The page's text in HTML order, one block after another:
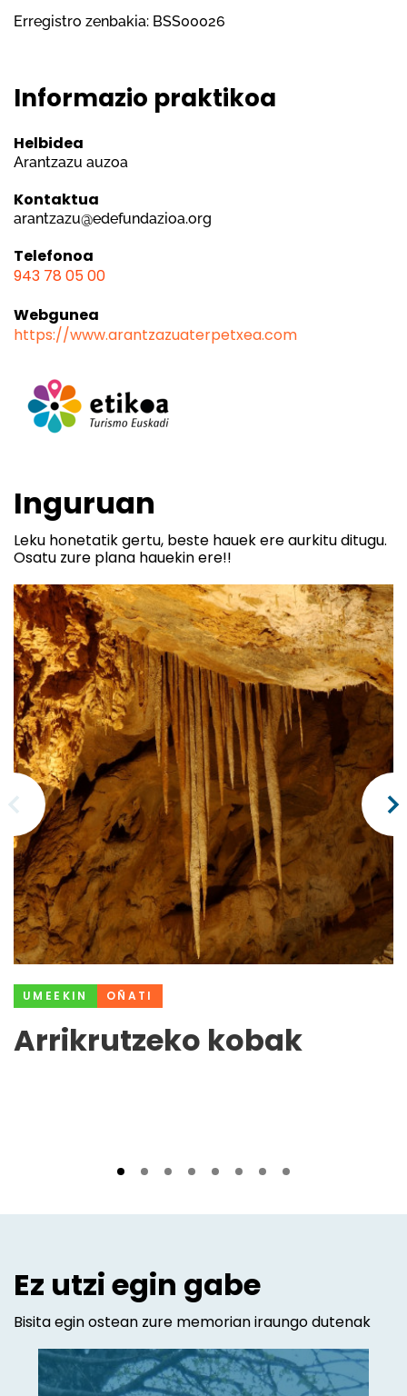
Erregistro zenbakia: BSS00026
Informazio praktikoa
Helbidea
Arantzazu auzoa
Kontaktua
arantzazu@edefundazioa.org
Telefonoa
943 78 05 00
Webgunea
https://www.arantzazuaterpetxea.com
Inguruan
Leku honetatik gertu, beste hauek ere aurkitu ditugu.
Osatu zure plana hauekin ere!!
UMEEKIN OÑATI
Arrikrutzeko kobak
Ez utzi egin gabe
Bisita egin ostean zure memorian iraungo dutenak